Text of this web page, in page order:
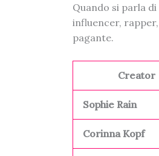
Quando si parla di
influencer,
pagante.
Creator
Sophie Rain
Corinna Kopf